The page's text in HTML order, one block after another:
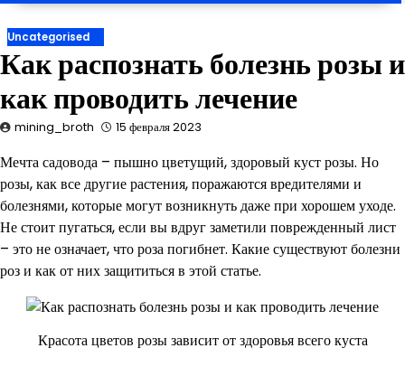
Uncategorised
Как распознать болезнь розы и
как проводить лечение
mining_broth 15 февраля 2023
Мечта садовода – пышно цветущий, здоровый куст розы. Но
розы, как все другие растения, поражаются вредителями и
болезнями, которые могут возникнуть даже при хорошем уходе.
Не стоит пугаться, если вы вдруг заметили поврежденный лист
– это не означает, что роза погибнет. Какие существуют болезни
роз и как от них защититься в этой статье.
Красота цветов розы зависит от здоровья всего куста